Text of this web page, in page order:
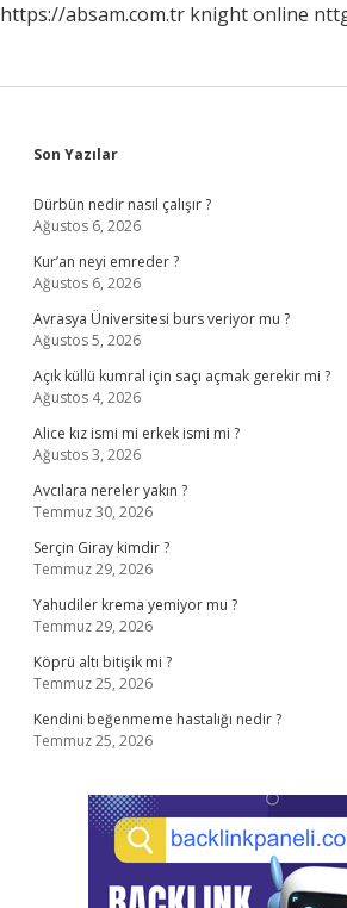
https://absam.com.tr knight online
Sidebar
Son Yazılar
Dürbün nedir nasıl çalışır ?
Ağustos 6, 2026
Kur’an neyi emreder ?
Ağustos 6, 2026
Avrasya Üniversitesi burs veriyor mu ?
Ağustos 5, 2026
Açık küllü kumral için saçı açmak gerekir mi ?
Ağustos 4, 2026
Alice kız ismi mi erkek ismi mi ?
Ağustos 3, 2026
Avcılara nereler yakın ?
Temmuz 30, 2026
Serçin Giray kimdir ?
Temmuz 29, 2026
Yahudiler krema yemiyor mu ?
Temmuz 29, 2026
Köprü altı bitişik mi ?
Temmuz 25, 2026
Kendini beğenmeme hastalığı nedir ?
Temmuz 25, 2026